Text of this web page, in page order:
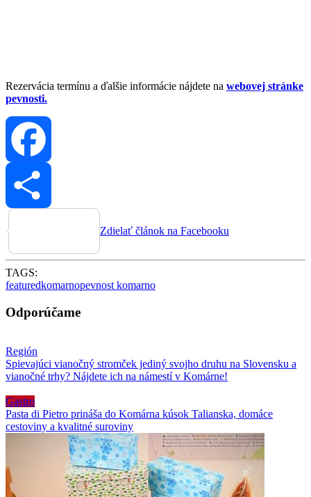
Rezervácia termínu a ďalšie informácie nájdete na webovej stránke
pevnosti.
Facebook
Zdielať článok na Facebooku
TAGS:
featuredkomarnopevnost komarno
Odporúčame
Región
Spievajúci vianočný stromček jediný svojho druhu na Slovensku a
vianočné trhy? Nájdete ich na námestí v Komárne!
Gastro
Pasta di Pietro prináša do Komárna kúsok Talianska, domáce
cestoviny a kvalitné suroviny